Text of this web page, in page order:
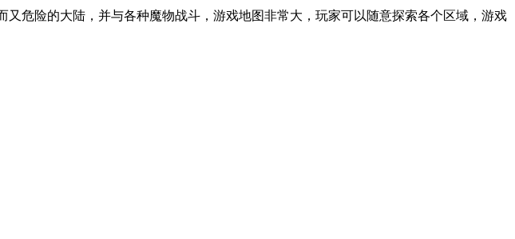
危险的大陆，并与各种魔物战斗，游戏地图非常大，玩家可以随意探索各个区域，游戏